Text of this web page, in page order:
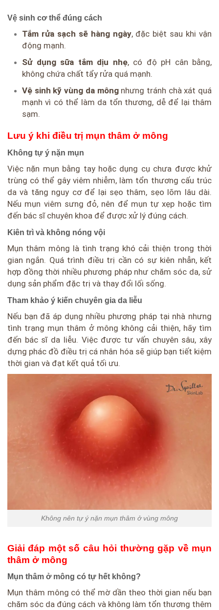
Vệ sinh cơ thể đúng cách
Tắm rửa sạch sẽ hàng ngày, đặc biệt sau khi vận
động mạnh.
Sử dụng sữa tắm dịu nhẹ, có độ pH cân bằng,
không chứa chất tẩy rửa quá mạnh.
Vệ sinh kỹ vùng da môngnhưng tránh chà xát quá
mạnh vì có thể làm da tổn thương, dễ để lại thâm
sạm.
Lưu ý khi điều trị mụn thâm ở mông
Không tự ý nặn mụn
Việc nặn mụn bằng tay hoặc dụng cụ chưa được khử
trùng có thể gây viêm nhiễm, làm tổn thương cấu trúc
da và tăng nguy cơ để lại sẹo thâm, sẹo lõm lâu dài.
Nếu mụn viêm sưng đỏ, nên để mụn tự xẹp hoặc tìm
đến bác sĩ chuyên khoa để được xử lý đúng cách.
Kiên trì và không nóng vội
Mụn thâm mông là tình trạng khó cải thiện trong thời
gian ngắn. Quá trình điều trị cần có sự kiên nhẫn, kết
hợp đồng thời nhiều phương pháp như chăm sóc da, sử
dụng sản phẩm đặc trị và thay đổi lối sống.
Tham khảo ý kiến chuyên gia da liễu
Nếu bạn đã áp dụng nhiều phương pháp tại nhà nhưng
tình trạng mụn thâm ở mông không cải thiện, hãy tìm
đến bác sĩ da liễu. Việc được tư vấn chuyên sâu, xây
dựng phác đồ điều trị cá nhân hóa sẽ giúp bạn tiết kiệm
thời gian và đạt kết quả tối ưu.
Không nên tự ý nặn mụn thâm ở vùng mông
Giải đáp một số câu hỏi thường gặp về mụn
thâm ở mông
Mụn thâm ở mông có tự hết không?
Mụn thâm mông có thể mờ dần theo thời gian nếu bạn
chăm sóc da đúng cách và không làm tổn thương thêm